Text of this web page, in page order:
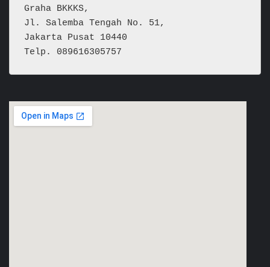
Graha BKKKS,
Jl. Salemba Tengah No. 51,
Jakarta Pusat 10440
Telp. 089616305757